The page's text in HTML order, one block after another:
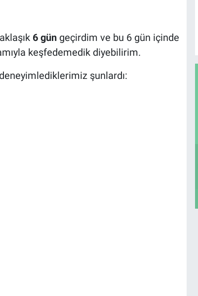
6 güngeçirdim ve bu 6 gün içinde
keşfedemedik diyebilirim.
şunlardı: